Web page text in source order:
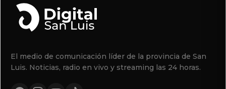
El medio de comunicación líder de la provincia de San
Luis. Noticias, radio en vivo y streaming las 24 horas.